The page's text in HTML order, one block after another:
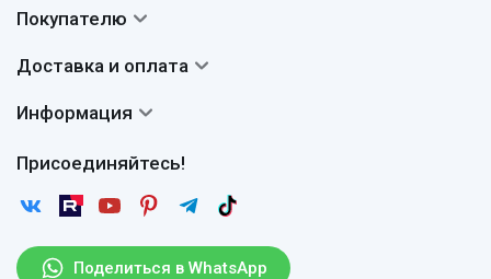
Поделиться в WhatsApp
Присоединяйтесь!
Авторы
Сертификаты
Покупателю
Вопросы и ответы
Отзывы
Рассылка
Доставка и оплата
Доставка
Возврат
Информация
Пользовательское соглашение
Защита персональных данных